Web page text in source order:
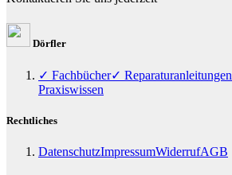
Dörfler
✓ Fachbücher✓ Reparaturanleitungen
Praxiswissen
Rechtliches
DatenschutzImpressumWiderrufAGB